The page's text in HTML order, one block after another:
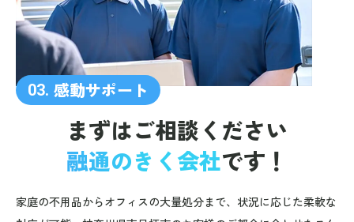
03. 感動サポート
まずはご相談ください
融通のきく会社です！
家庭の不用品からオフィスの大量処分まで、状況に応じた柔軟な